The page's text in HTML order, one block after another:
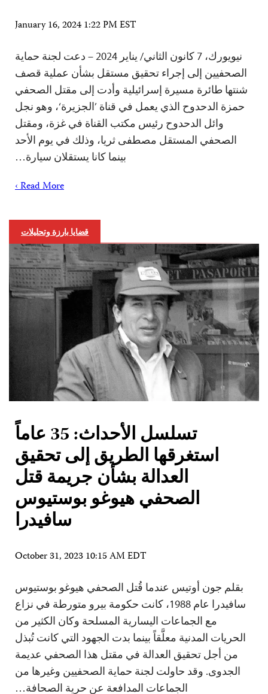
January 16, 2024 1:22 PM EST
نيويورك، 7 كانون الثاني/ يناير 2024 – دعت لجنة حماية
الصحفيين إلى إجراء تحقيق مستقل بشأن عملية قصف
شنتها طائرة مسيرة إسرائيلية وأدت إلى مقتل الصحفي
حمزة الدحدوح الذي يعمل في قناة ’الجزيرة‘، وهو نجل
وائل الدحدوح رئيس مكتب القناة في غزة، ومقتل
الصحفي المستقل مصطفى ثريا، وذلك في يوم الأحد
بينما كانا يستقلان سيارة…
Read More ›
قضايا بارزة وتحليلات
تسلسل الأحداث: 35 عاماً
استغرقها الطريق إلى تحقيق
العدالة بشأن جريمة قتل
الصحفي هيوغو بوستيوس
سافيدرا
October 31, 2023 10:15 AM EDT
بقلم جون أوتيس عندما قُتل الصحفي هيوغو بوستيوس
سافيدرا عام 1988، كانت حكومة بيرو متورطة في نزاع
مع الجماعات اليسارية المسلحة وكان الكثير من
الحريات المدنية معلَّقاً بينما بدت الجهود التي كانت تُبذل
من أجل تحقيق العدالة في مقتل هذا الصحفي عديمة
الجدوى. وقد حاولت لجنة حماية الصحفيين وغيرها من
الجماعات المدافعة عن حرية الصحافة…